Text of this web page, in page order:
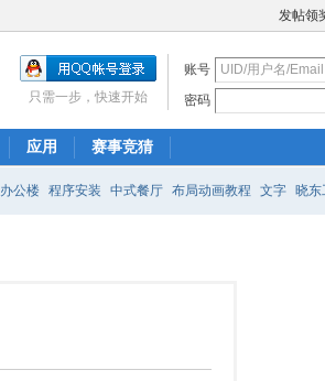
发帖领
账号
密码
只需一步，快速开始
应用 赛事竞猜
办公楼 程序安装 中式餐厅 布局动画教程 文字 晓东